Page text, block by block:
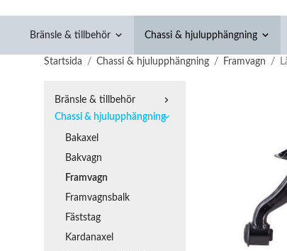
Bränsle & tillbehör Chassi & hjulupphängning
Startsida / Chassi & hjulupphängning / Framvagn /
Bränsle & tillbehör
Chassi & hjulupphängning
Bakaxel
Bakvagn
Framvagn
Framvagnsbalk
Fäststag
Kardanaxel